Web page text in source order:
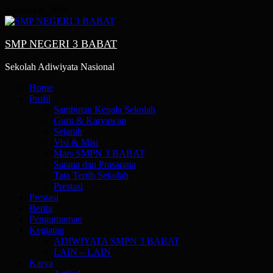
to
SMP NEGERI 3 BABAT
Sekolah Adiwiyata Nasional
PrimaryHome
Profil
Sambutan Kepala Sekolah
Guru & Karyawan
Sejarah
Visi & Misi
Mars SMPN 3 BABAT
Sarana dan Prasarana
Tata Tertib Sekolah
Prestasi
Prestasi
Berita
Pengumuman
Kegiatan
ADIWIYATA SMPN 3 BABAT
LAIN – LAIN
Karya